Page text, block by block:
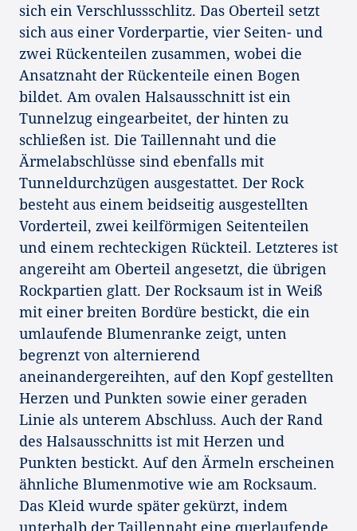
sich ein Verschlussschlitz. Das Oberteil setzt
sich aus einer Vorderpartie, vier Seiten- und
zwei Rückenteilen zusammen, wobei die
Ansatznaht der Rückenteile einen Bogen
bildet. Am ovalen Halsausschnitt ist ein
Tunnelzug eingearbeitet, der hinten zu
schließen ist. Die Taillennaht und die
Ärmelabschlüsse sind ebenfalls mit
Tunneldurchzügen ausgestattet. Der Rock
besteht aus einem beidseitig ausgestellten
Vorderteil, zwei keilförmigen Seitenteilen
und einem rechteckigen Rückteil. Letzteres ist
angereiht am Oberteil angesetzt, die übrigen
Rockpartien glatt. Der Rocksaum ist in Weiß
mit einer breiten Bordüre bestickt, die ein
umlaufende Blumenranke zeigt, unten
begrenzt von alternierend
aneinandergereihten, auf den Kopf gestellten
Herzen und Punkten sowie einer geraden
Linie als unterem Abschluss. Auch der Rand
des Halsausschnitts ist mit Herzen und
Punkten bestickt. Auf den Ärmeln erscheinen
ähnliche Blumenmotive wie am Rocksaum.
Das Kleid wurde später gekürzt, indem
unterhalb der Taillennaht eine querlaufende